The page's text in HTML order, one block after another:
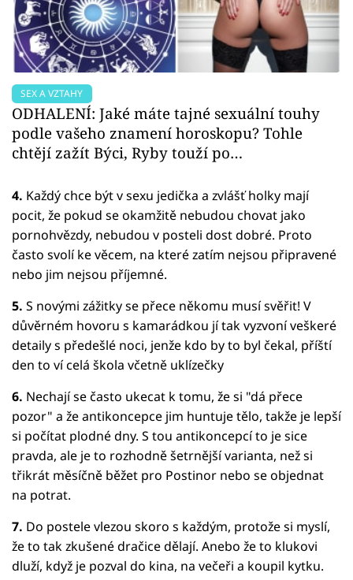
SEX A VZTAHY
ODHALENÍ: Jaké máte tajné sexuální touhy
podle vašeho znamení horoskopu? Tohle
chtějí zažít Býci, Ryby touží po…
4. Každý chce být v sexu jedička a zvlášť holky mají
pocit, že pokud se okamžitě nebudou chovat jako
pornohvězdy, nebudou v posteli dost dobré. Proto
často svolí ke věcem, na které zatím nejsou připravené
nebo jim nejsou příjemné.
5. S novými zážitky se přece někomu musí svěřit! V
důvěrném hovoru s kamarádkou jí tak vyzvoní veškeré
detaily s předešlé noci, jenže kdo by to byl čekal, příští
den to ví celá škola včetně uklízečky
6. Nechají se často ukecat k tomu, že si "dá přece
pozor" a že antikoncepce jim huntuje tělo, takže je lepší
si počítat plodné dny. S tou antikoncepcí to je sice
pravda, ale je to rozhodně šetrnější varianta, než si
třikrát měsíčně běžet pro Postinor nebo se objednat
na potrat.
7. Do postele vlezou skoro s každým, protože si myslí,
že to tak zkušené dračice dělají. Anebo že to klukovi
dluží, když je pozval do kina, na večeři a koupil kytku.